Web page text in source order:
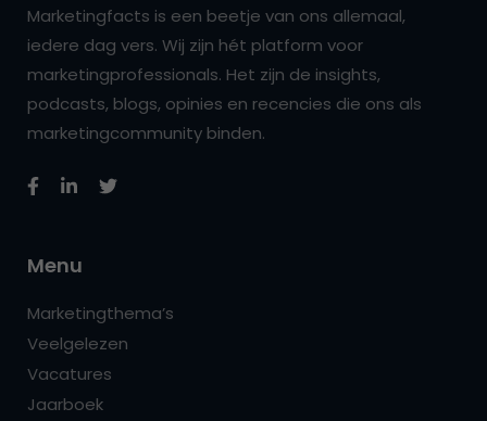
Marketingfacts is een beetje van ons allemaal,
iedere dag vers. Wij zijn hét platform voor
marketingprofessionals. Het zijn de insights,
podcasts, blogs, opinies en recencies die ons als
marketingcommunity binden.
Menu
Marketingthema’s
Veelgelezen
Vacatures
Jaarboek